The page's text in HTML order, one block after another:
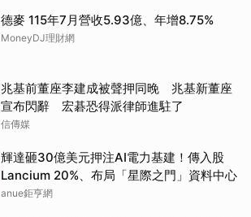
德麥 115年7月營收5.93億、年增8.75%
MoneyDJ理財網
兆基前董座李建成被聲押同晚 兆基新董座
宣布閃辭 宏碁恐得派律師進駐了
信傳媒
輝達砸30億美元押注AI電力基建！傳入股
Lancium 20%、布局「星際之門」資料中心
anue鉅亨網